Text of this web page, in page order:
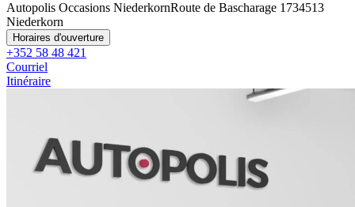
Autopolis Occasions NiederkornRoute de Bascharage 1734513
Niederkorn
Horaires d'ouverture
+352 58 48 421
Courriel
Itinéraire